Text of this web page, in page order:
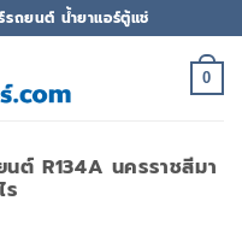
รถยนต์ น้ำยาแอร์ตู้แช่
0
นต์ R134A นครราชสีมา
ร